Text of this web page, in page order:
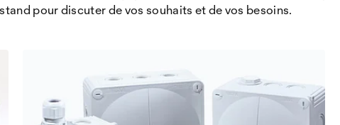
pour discuter de vos souhaits et de vos besoins.